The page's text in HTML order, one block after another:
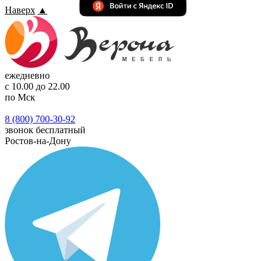
Наверх ▲
ежедневно
с 10.00 до 22.00
по Мск
8 (800) 700-30-92
звонок бесплатный
Ростов-на-Дону